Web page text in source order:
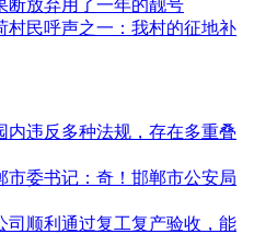
断放弃用了一年的靓号
村民呼声之一：我村的征地补
内违反多种法规，存在多重叠
市委书记：奇！邯郸市公安局
司顺利通过复工复产验收，能